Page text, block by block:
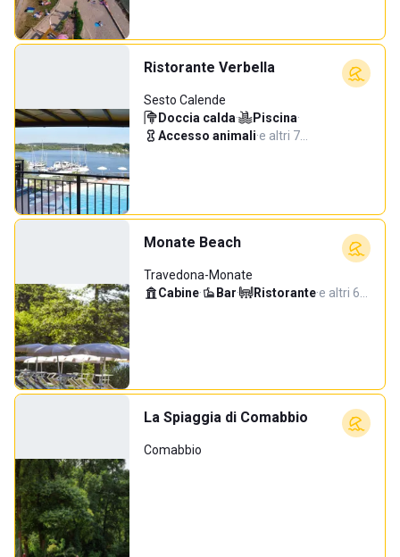
Ristorante Verbella
Sesto Calende
Doccia calda· Piscina·
Accesso animali·e altri 7…
Monate Beach
Travedona-Monate
Cabine· Bar· Ristorante·e altri 6…
La Spiaggia di Comabbio
Comabbio